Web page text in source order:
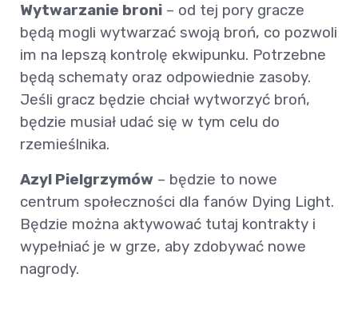
Wytwarzanie broni – od tej pory gracze
będą mogli wytwarzać swoją broń, co pozwoli
im na lepszą kontrolę ekwipunku. Potrzebne
będą schematy oraz odpowiednie zasoby.
Jeśli gracz będzie chciał wytworzyć broń,
będzie musiał udać się w tym celu do
rzemieślnika.
Azyl Pielgrzymów – będzie to nowe
centrum społeczności dla fanów Dying Light.
Będzie można aktywować tutaj kontrakty i
wypełniać je w grze, aby zdobywać nowe
nagrody.